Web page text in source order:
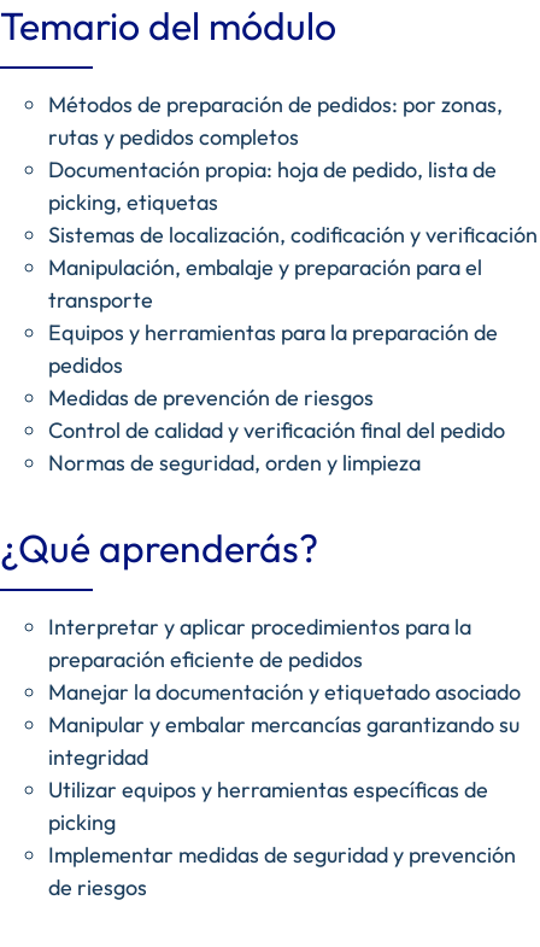
Temario del módulo
Métodos de preparación de pedidos: por zonas,
rutas y pedidos completos
Documentación propia: hoja de pedido, lista de
picking, etiquetas
Sistemas de localización, codificación y verificación
Manipulación, embalaje y preparación para el
transporte
Equipos y herramientas para la preparación de
pedidos
Medidas de prevención de riesgos
Control de calidad y verificación final del pedido
Normas de seguridad, orden y limpieza
¿Qué aprenderás?
Interpretar y aplicar procedimientos para la
preparación eficiente de pedidos
Manejar la documentación y etiquetado asociado
Manipular y embalar mercancías garantizando su
integridad
Utilizar equipos y herramientas específicas de
picking
Implementar medidas de seguridad y prevención
de riesgos